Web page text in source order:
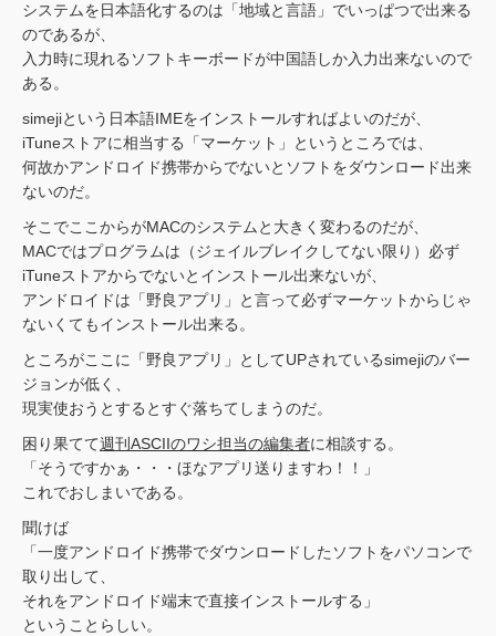
システムを日本語化するのは「地域と言語」でいっぱつで出来る
のであるが、
入力時に現れるソフトキーボードが中国語しか入力出来ないので
ある。
simejiという日本語IMEをインストールすればよいのだが、
iTuneストアに相当する「マーケット」というところでは、
何故かアンドロイド携帯からでないとソフトをダウンロード出来
ないのだ。
そこでここからがMACのシステムと大きく変わるのだが、
MACではプログラムは（ジェイルブレイクしてない限り）必ず
iTuneストアからでないとインストール出来ないが、
アンドロイドは「野良アプリ」と言って必ずマーケットからじゃ
ないくてもインストール出来る。
ところがここに「野良アプリ」としてUPされているsimejiのバー
ジョンが低く、
現実使おうとするとすぐ落ちてしまうのだ。
困り果てて週刊ASCIIのワシ担当の編集者に相談する。
「そうですかぁ・・・ほなアプリ送りますわ！！」
これでおしまいである。
聞けば
「一度アンドロイド携帯でダウンロードしたソフトをパソコンで
取り出して、
それをアンドロイド端末で直接インストールする」
ということらしい。